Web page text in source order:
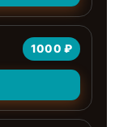
1000 ₽